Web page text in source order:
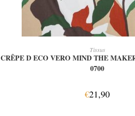
AJOUTER AU PANIER
Tissus
CRÊPE D ECO VERO MIND THE
0700
€21,90